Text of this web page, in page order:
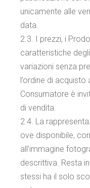
unicamente alle
data.
2.3. I prezzi, i
caratteristiche
variazioni senza
l’ordine di
Consumatore è
di vendita.
2.4. La
ove disponibile,
all’immagine
descrittiva. Resta
stessi ha il solo